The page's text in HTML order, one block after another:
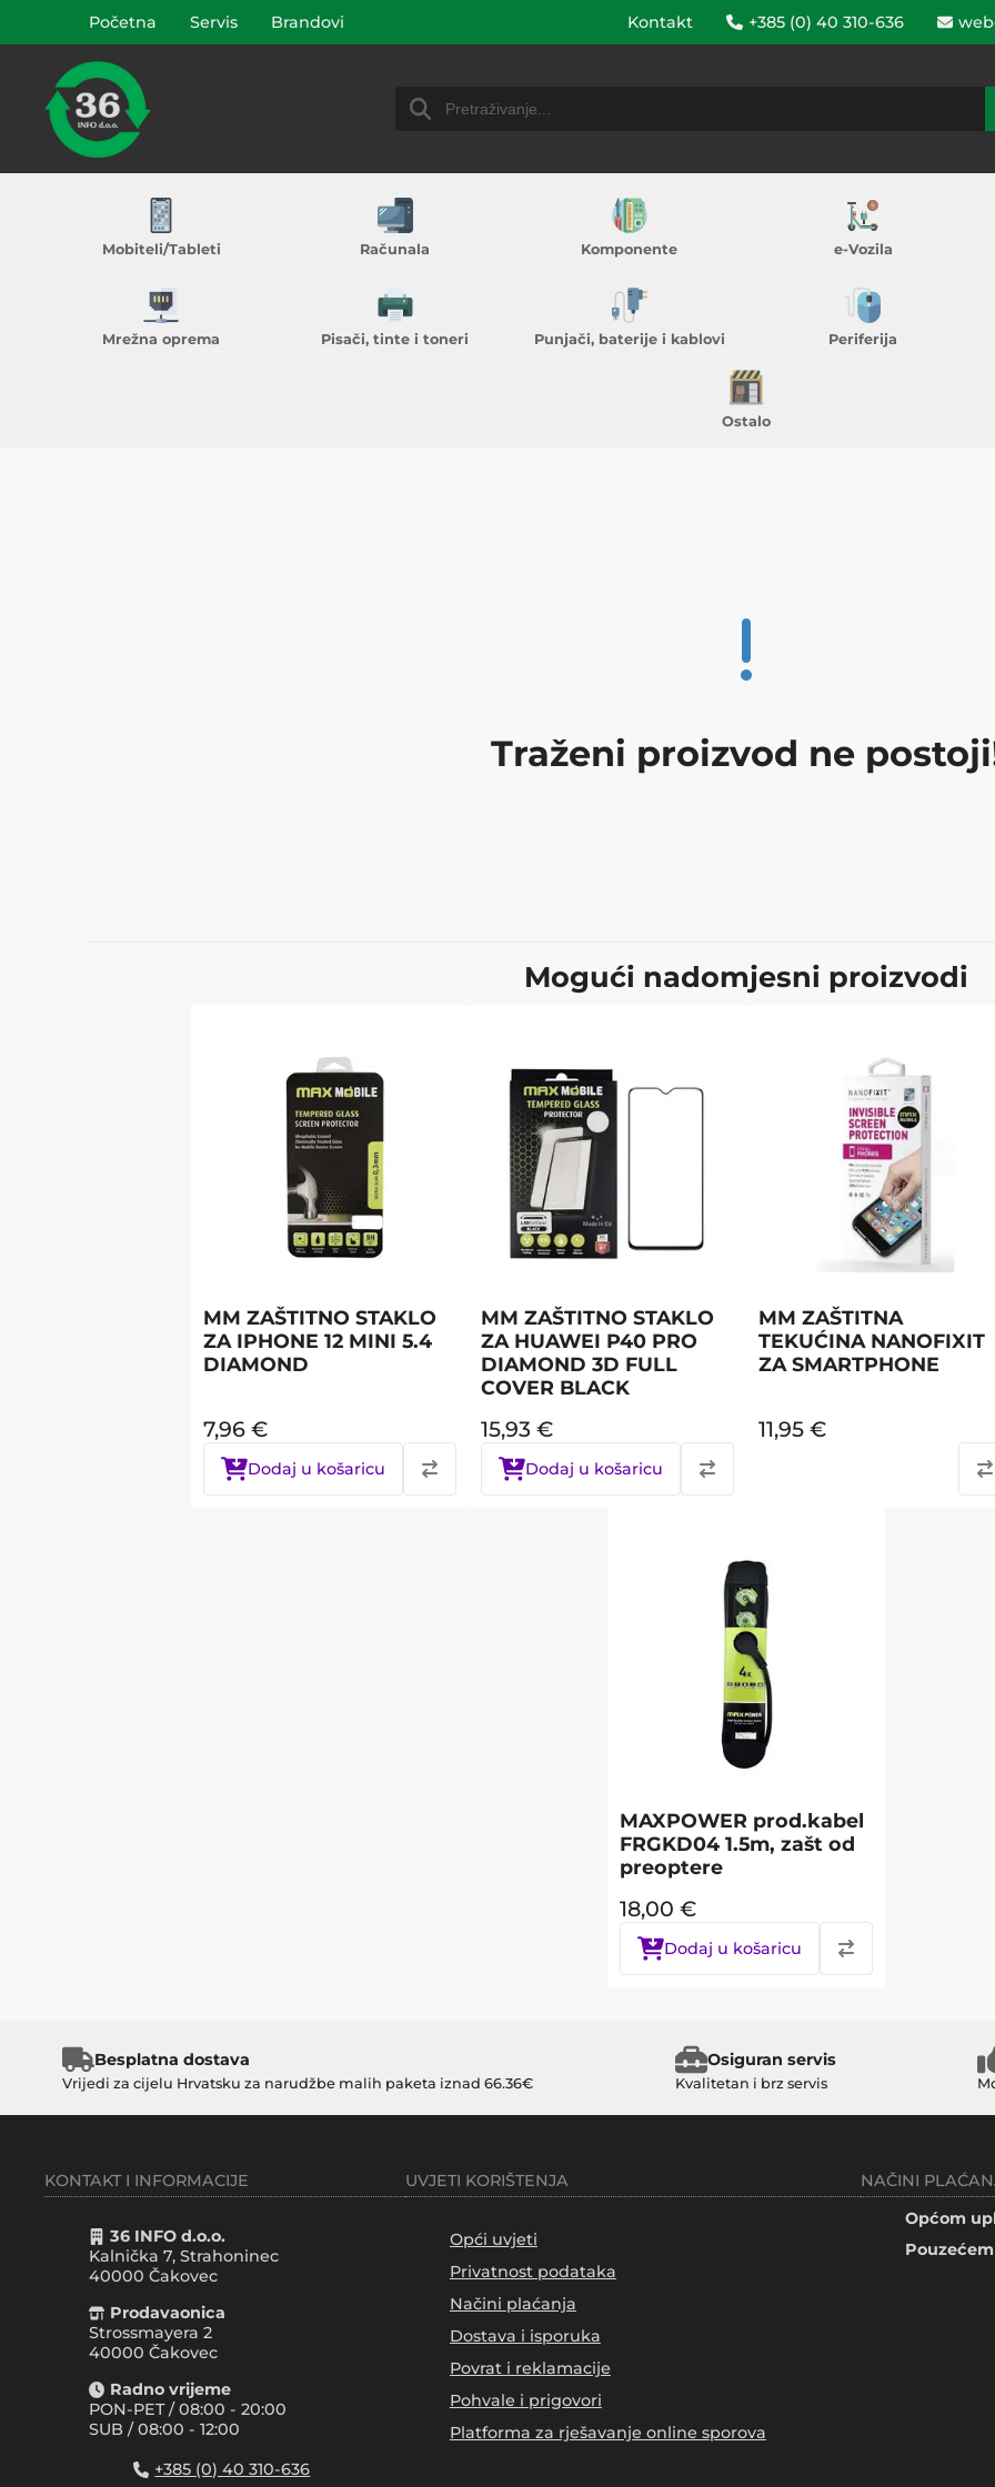
Početna Servis Brandovi Kontakt +385 (0) 40 310-636
Mobiteli/Tableti Računala Komponente e-Vozila
Mrežna oprema Pisači, tinte i toneri Punjači, baterije i kablovi Periferija
Ostalo
Traženi proizvod ne
Mogući nadomjesni proizvodi
MM ZAŠTITNO STAKLO
ZA IPHONE 12 MINI 5.4
DIAMOND
7,96 €
Dodaj u košaricu
MM ZAŠTITNO STAKLO
ZA HUAWEI P40 PRO
DIAMOND 3D FULL
COVER BLACK
15,93 €
Dodaj u košaricu
MM ZAŠTITNA
TEKUĆINA NANOFIXIT
ZA SMARTPHONE
11,95 €
MAXPOWER prod.kabel
FRGKD04 1.5m, zašt od
preoptere
18,00 €
Dodaj u košaricu
Besplatna dostava
Vrijedi za cijelu Hrvatsku za narudžbe malih paketa iznad 66.36€
Osiguran servis
Kvalitetan i brz servis
KONTAKT I INFORMACIJE
36 INFO d.o.o.
Kalnička 7, Strahoninec
40000 Čakovec
Prodavaonica
Strossmayera 2
40000 Čakovec
Radno vrijeme
PON-PET / 08:00 - 20:00
SUB / 08:00 - 12:00
+385 (0) 40 310-636
UVJETI KORIŠTENJA
Opći uvjeti
Privatnost podataka
Načini plaćanja
Dostava i isporuka
Povrat i reklamacije
Pohvale i prigovori
Platforma za rješavanje online sporova
NAČINI
Općom